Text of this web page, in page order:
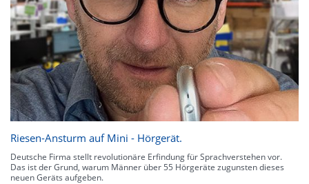
Riesen-Ansturm auf Mini - Hörgerät.
Deutsche Firma stellt revolutionäre Erfindung für Sprachverstehen vor.
Das ist der Grund, warum Männer über 55 Hörgeräte zugunsten dieses
neuen Geräts aufgeben.